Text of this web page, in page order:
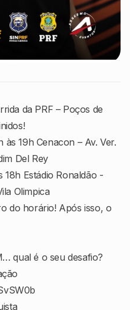
da PRF – Poços de
às 19h Cenacon – Av. Ver.
Del Rey
18h Estádio Ronaldão -
Olimpica
do horário! Após isso, o
qual é o seu desafio?